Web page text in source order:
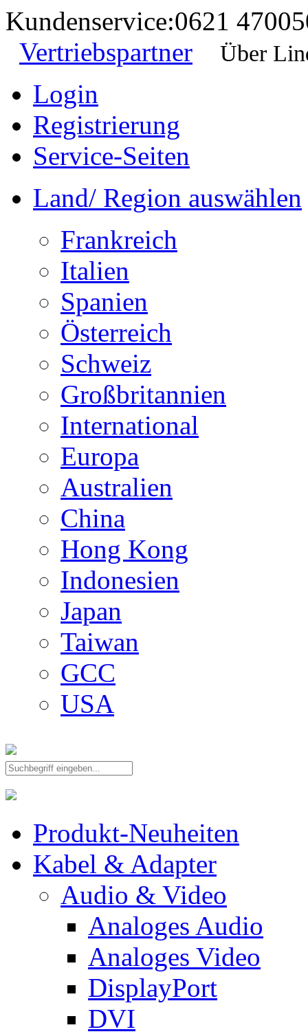
Kundenservice:0621
Vertriebspartner
Über
Login
Registrierung
Service-Seiten
Land/ Region auswählen
Frankreich
Italien
Spanien
Österreich
Schweiz
Großbritannien
International
Europa
Australien
China
Hong Kong
Indonesien
Japan
Taiwan
GCC
USA
Produkt-Neuheiten
Kabel & Adapter
Audio & Video
Analoges Audio
Analoges Video
DisplayPort
DVI